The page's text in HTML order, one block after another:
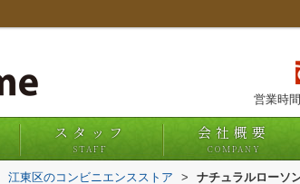
営業時
スタッフ
STAFF
会社概要
COMPANY
江東区のコンビニエンスストア > ナチュラルローソ